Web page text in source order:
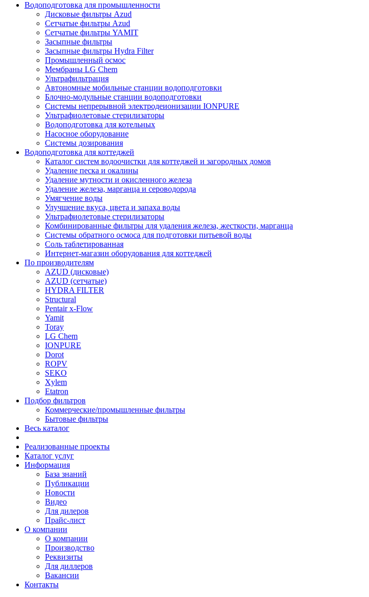
Водоподготовка для промышленности
Дисковые фильтры Azud
Сетчатые фильтры Azud
Сетчатые фильтры YAMIT
Засыпные фильтры
Засыпные фильтры Hydra Filter
Промышленный осмос
Мембраны LG Chem
Ультрафильтрация
Автономные мобильные станции водоподготовки
Блочно-модульные станции водоподготовки
Системы непрерывной электродеионизации IONPURE
Ультрафиолетовые стерилизаторы
Водоподготовка для котельных
Насосное оборудование
Системы дозирования
Водоподготовка для коттеджей
Каталог систем водоочистки для коттеджей и загородных домов
Удаление песка и окалины
Удаление мутности и окисленного железа
Удаление железа, марганца и сероводорода
Умягчение воды
Улучшение вкуса, цвета и запаха воды
Ультрафиолетовые стерилизаторы
Комбинированные фильтры для удаления железа, жесткости, марганца
Системы обратного осмоса для подготовки питьевой воды
Соль таблетированная
Интернет-магазин оборудования для коттеджей
По производителям
AZUD (дисковые)
AZUD (сетчатые)
HYDRA FILTER
Structural
Pentair x-Flow
Yamit
Toray
LG Chem
IONPURE
Dorot
ROPV
SEKO
Xylem
Etatron
Подбор фильтров
Коммерческие/промышленные фильтры
Бытовые фильтры
Весь каталог
Реализованные проекты
Каталог услуг
Информация
База знаний
Публикации
Новости
Видео
Для дилеров
Прайс-лист
О компании
О компании
Производство
Реквизиты
Для диллеров
Вакансии
Контакты